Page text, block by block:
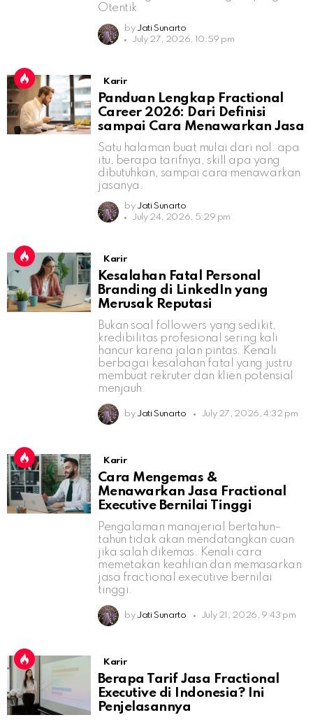
Otentik
by Jati Sunarto
July 27, 2026, 10:59 pm
Karir
Panduan Lengkap Fractional
Career 2026: Dari Definisi
sampai Cara Menawarkan Jasa
Satu halaman buat mulai dari nol: apa
itu, berapa tarifnya, skill apa yang
dibutuhkan, sampai cara menawarkan
jasanya.
by Jati Sunarto
July 24, 2026, 5:29 pm
Karir
Kesalahan Fatal Personal
Branding di LinkedIn yang
Merusak Reputasi
Bukan soal followers yang sedikit,
kredibilitas profesional sering kali
hancur karena jalan pintas. Kenali
berbagai kesalahan fatal yang justru
membuat rekruter dan klien potensial
menjauh.
by Jati Sunarto July 27, 2026, 4:32 pm
Karir
Cara Mengemas &
Menawarkan Jasa Fractional
Executive Bernilai Tinggi
Pengalaman manajerial bertahun-
tahun tidak akan mendatangkan cuan
jika salah dikemas. Kenali cara
memetakan keahlian dan memasarkan
jasa fractional executive bernilai
tinggi.
by Jati Sunarto July 21, 2026, 9:43 pm
Karir
Berapa Tarif Jasa Fractional
Executive di Indonesia? Ini
Penjelasannya